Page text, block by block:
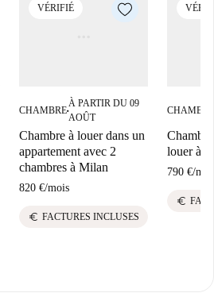
VÉRIFIÉ
CHAMBRE■
À PARTIR DU 09
AOÛT
Chambre à louer dans un
appartement avec 2
chambres à Milan
820 €/mois
euro FACTURES INCLUSES
CHAMBRE
louer à
790 €/
euro